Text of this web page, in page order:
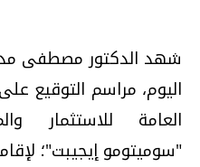
شهد الدكتور مصطفى
اليوم، مراسم التوقيع
العامة للاستثمار
"سوميتومو إيجيبت"؛